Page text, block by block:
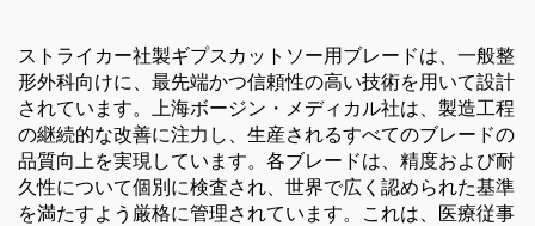
ストライカー社製ギプスカットソー用ブレードは、一般整
形外科向けに、最先端かつ信頼性の高い技術を用いて設計
されています。上海ボージン・メディカル社は、製造工程
の継続的な改善に注力し、生産されるすべてのブレードの
品質向上を実現しています。各ブレードは、精度および耐
久性について個別に検査され、世界で広く認められた基準
を満たすよう厳格に管理されています。これは、医療従事